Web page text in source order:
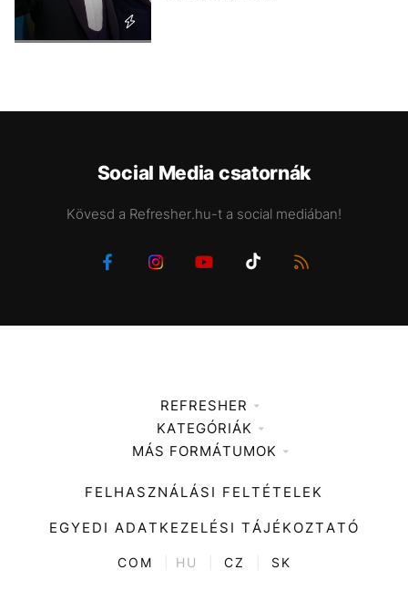
Social Media csatornák
Kövesd a Refresher.hu-t a social mediában!
REFRESHER
Médiaajánlat
KATEGÓRIÁK
Zene
Divat
Kultúra
ENTR
MÁS FORMÁTUMOK
FELHASZNÁLÁSI FELTÉTELEK
EGYEDI ADATKEZELÉSI TÁJÉKOZTATÓ
COM HU CZ SK